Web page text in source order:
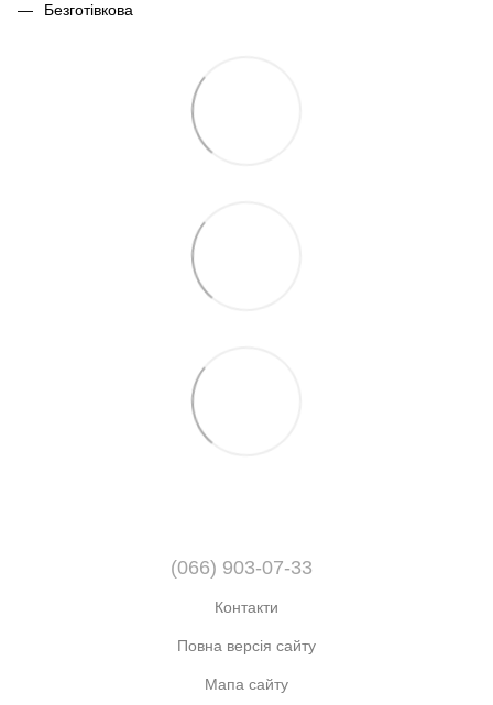
Безготівкова
(066) 903-07-33
Контакти
Повна версія сайту
Мапа сайту